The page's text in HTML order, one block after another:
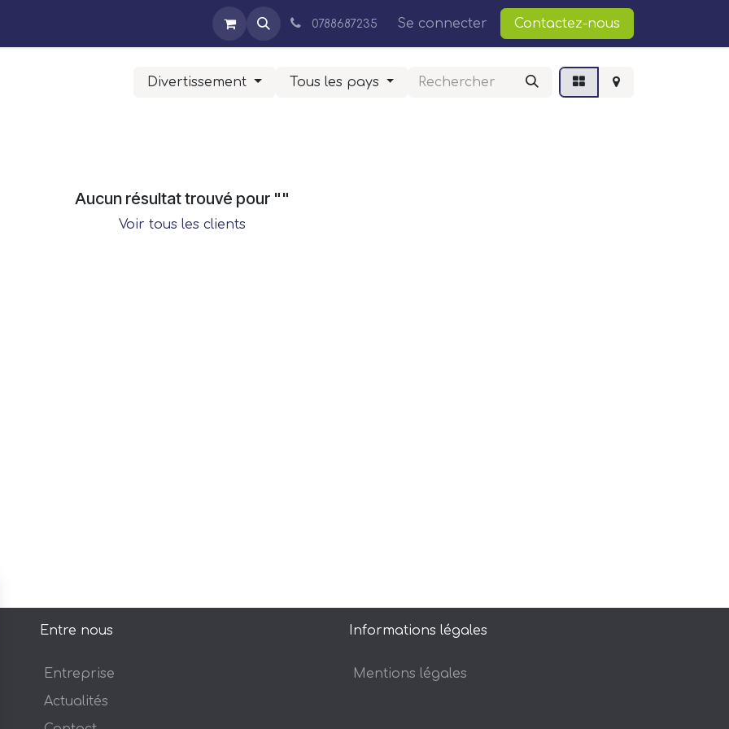
Contact Boutique Cours Postes
0788687235 Se connecter Contactez-nous
Divertissement Tous les pays
Aucun résultat trouvé pour ""
Voir tous les clients
Entre nous
Entreprise
Actualités
Informations légales
Mentions légales